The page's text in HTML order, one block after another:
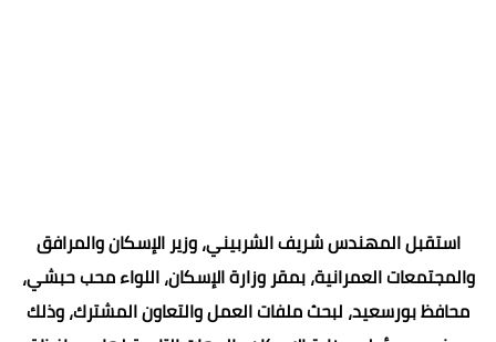
استقبل المهندس شريف الشربيني، وزير الإسكان والمرافق
والمجتمعات العمرانية، بمقر وزارة الإسكان، اللواء محب حبشي،
محافظ بورسعيد، لبحث ملفات العمل والتعاون المشترك، وذلك